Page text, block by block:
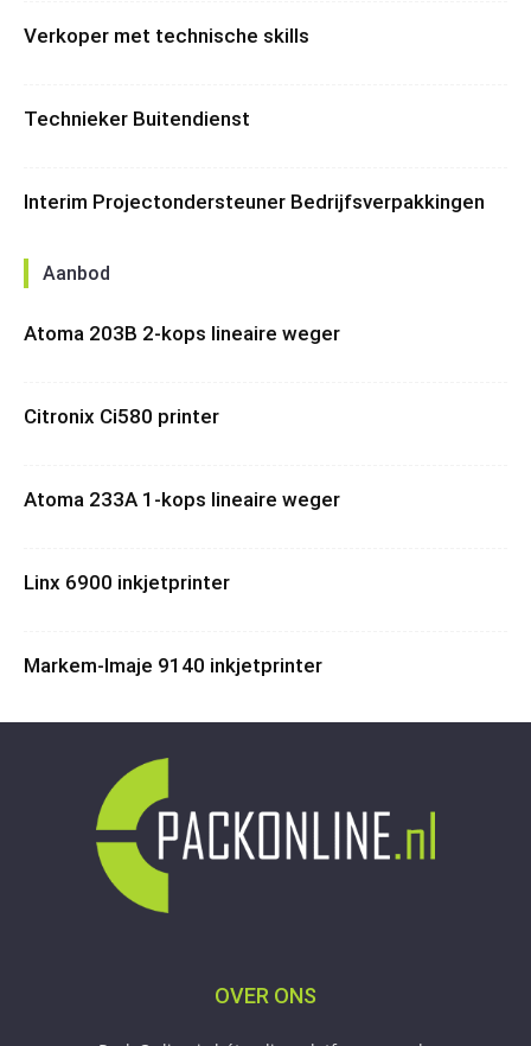
Verkoper met technische skills
Technieker Buitendienst
Interim Projectondersteuner Bedrijfsverpakkingen
Aanbod
Atoma 203B 2-kops lineaire weger
Citronix Ci580 printer
Atoma 233A 1-kops lineaire weger
Linx 6900 inkjetprinter
Markem-Imaje 9140 inkjetprinter
OVER ONS